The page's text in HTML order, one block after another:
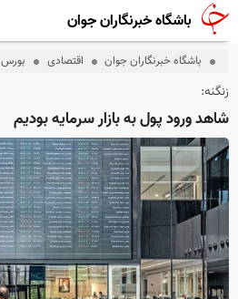
باشگاه خبرنگاران جوان
باشگاه خبرنگاران جوان اقتصادی بورس
زنگنه:
شاهد ورود پول به بازار سرمایه بودیم